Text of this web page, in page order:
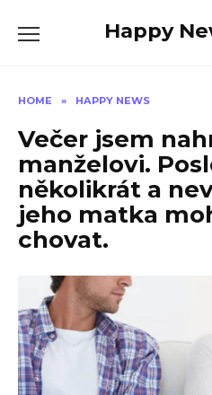
Happy
HOME » HAPPY NEWS
Večer jsem
manželovi.
několikrát a
jeho matka
chovat.